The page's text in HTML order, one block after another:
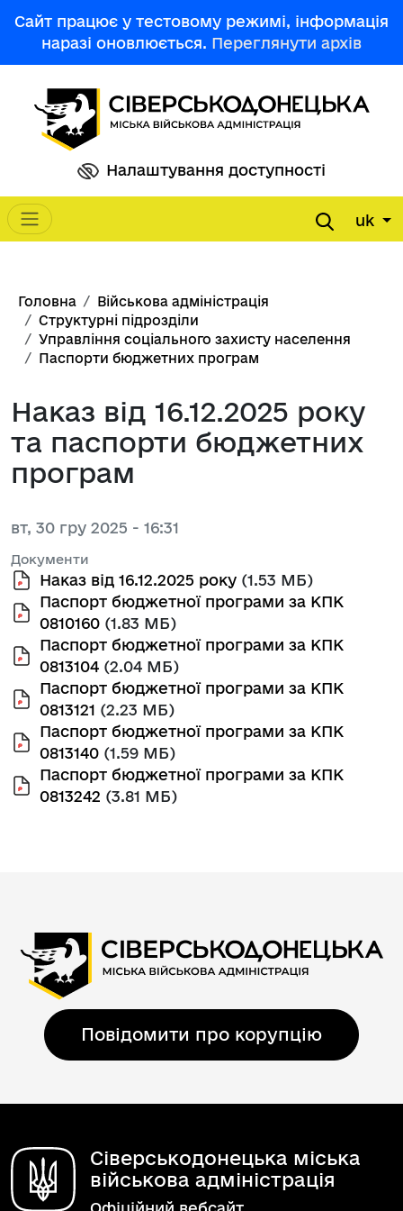
Сайт працює у тестовому режимі, інформація
наразі оновлюється. Переглянути архів
Налаштування доступності
Main navigation uk
Рядок навіґації
Головна
Військова адміністрація
Структурні підрозділи
Управління соціального захисту населення
Паспорти бюджетних програм
Наказ від 16.12.2025 року
та паспорти бюджетних
програм
вт, 30 гру 2025 - 16:31
Документи
Наказ від 16.12.2025 року (1.53 МБ)
Паспорт бюджетної програми за КПК
0810160 (1.83 МБ)
Паспорт бюджетної програми за КПК
0813104 (2.04 МБ)
Паспорт бюджетної програми за КПК
0813121 (2.23 МБ)
Паспорт бюджетної програми за КПК
0813140 (1.59 МБ)
Паспорт бюджетної програми за КПК
0813242 (3.81 МБ)
Повідомити про корупцію
Сіверськодонецька міська
військова адміністрація